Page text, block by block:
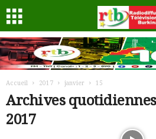
Accueil 2017 janvier 15
Archives
2017